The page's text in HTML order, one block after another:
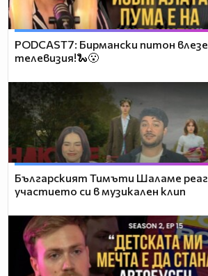
PODCAST7: Бирмански питон
телевизия!🐍😮
Българският Тимъти Шаламе
участието си в музикален клип